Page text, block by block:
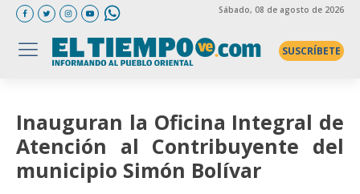
Sábado, 08 de agosto de 2026
SUSCRÍBETE
Inauguran la Oficina Integral de
Atención al Contribuyente del
municipio Simón Bolívar